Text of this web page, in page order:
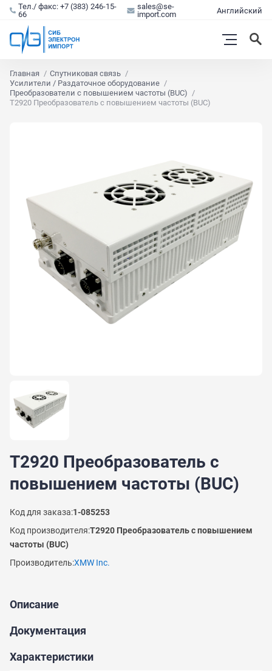
Тел./ факс: +7 (383) 246-15-
66
sales@se-
import.com
Английский
Главная
Спутниковая связь
Усилители / Раздаточное оборудование
Преобразователи с повышением частоты (BUC)
T2920 Преобразователь с повышением частоты (BUC)
T2920 Преобразователь с
повышением частоты (BUC)
Код для заказа:1-085253
Код производителя:T2920 Преобразователь с повышением
частоты (BUC)
Производитель:XMW Inc.
Задать
вопрос
ближайшее
Описание
Документация
Характеристики